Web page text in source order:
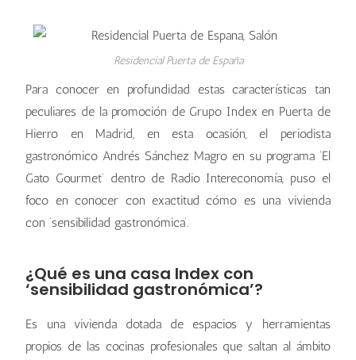
Residencial Puerta de España
Para conocer en profundidad estas características tan
peculiares de la promoción de Grupo Index en Puerta de
Hierro en Madrid, en esta ocasión, el periodista
gastronómico Andrés Sánchez Magro en su programa ‘El
Gato Gourmet’ dentro de Radio Intereconomía, puso el
foco en conocer con exactitud cómo es una vivienda
con ‘sensibilidad gastronómica’.
¿Qué es una casa Index con
‘sensibilidad gastronómica’?
Es una vivienda dotada de espacios y herramientas
propios de las cocinas profesionales que saltan al ámbito